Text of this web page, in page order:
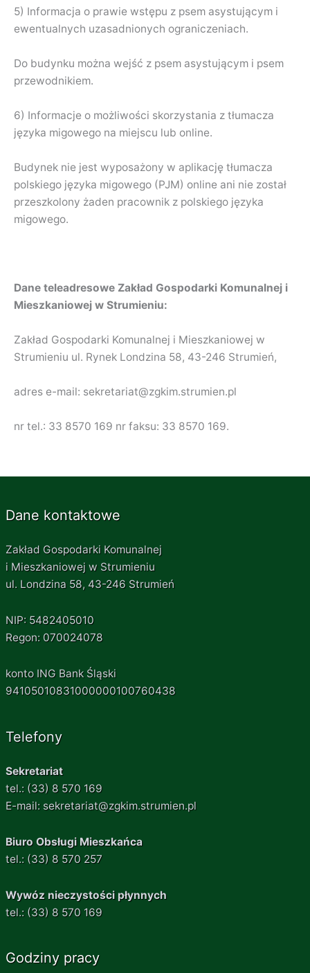
5) Informacja o prawie wstępu z psem asystującym i
ewentualnych uzasadnionych ograniczeniach.
Do budynku można wejść z psem asystującym i psem
przewodnikiem.
6) Informacje o możliwości skorzystania z tłumacza
języka migowego na miejscu lub online.
Budynek nie jest wyposażony w aplikację tłumacza
polskiego języka migowego (PJM) online ani nie został
przeszkolony żaden pracownik z polskiego języka
migowego.
Dane teleadresowe Zakład Gospodarki Komunalnej i
Mieszkaniowej w Strumieniu:
Zakład Gospodarki Komunalnej i Mieszkaniowej w
Strumieniu ul. Rynek Londzina 58, 43-246 Strumień,
adres e-mail: sekretariat@zgkim.strumien.pl
nr tel.: 33 8570 169 nr faksu: 33 8570 169.
Dane kontaktowe
Zakład Gospodarki Komunalnej
i Mieszkaniowej w Strumieniu
ul. Londzina 58, 43-246 Strumień
NIP: 5482405010
Regon: 070024078
konto ING Bank Śląski
94105010831000000100760438
Telefony
Sekretariat
tel.: (33) 8 570 169
E-mail: sekretariat@zgkim.strumien.pl
Biuro Obsługi Mieszkańca
tel.: (33) 8 570 257
Wywóz nieczystości płynnych
tel.: (33) 8 570 169
Godziny pracy